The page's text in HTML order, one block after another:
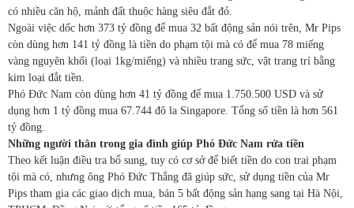
có nhiều căn hộ, mảnh đất thuộc hàng siêu đắt đỏ.
Ngoài việc dốc hơn 373 tỷ đồng để mua 32 bất động sản nói trên, Mr Pips
còn dùng hơn 141 tỷ đồng là tiền do phạm tội mà có để mua 78 miếng
vàng nguyên khối (loại 1kg/miếng) và nhiều trang sức, vật trang trí bằng
kim loại đắt tiền.
Phó Đức Nam còn dùng hơn 41 tỷ đồng để mua 1.750.500 USD và sử
dụng hơn 1 tỷ đồng mua 67.744 đô la Singapore. Tổng số tiền là hơn 561
tỷ đồng.
Những người thân trong gia đình giúp Phó Đức Nam rửa tiền
Theo kết luận điều tra bổ sung, tuy có cơ sở để biết tiền do con trai phạm
tội mà có, nhưng ông Phó Đức Thắng đã giúp sức, sử dụng tiền của Mr
Pips tham gia các giao dịch mua, bán 5 bất động sản hạng sang tại Hà Nội,